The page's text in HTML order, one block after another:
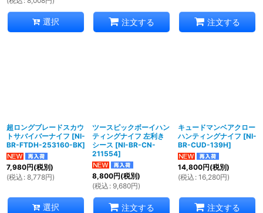
選択 注文する 注文する
超ロングブレードスカウ
トサバイバーナイフ [NI-
BR-FTDH-253160-BK]
7,980円(税別)
(税込 : 8,778円)
選択
ツースピックボーイハン
ティングナイフ 左利き
シース [NI-BR-CN-
211554]
8,800円(税別)
(税込 : 9,680円)
注文する
キュードマンベアクロー
ハンティングナイフ [NI-
BR-CUD-139H]
14,800円(税別)
(税込 : 16,280円)
注文する